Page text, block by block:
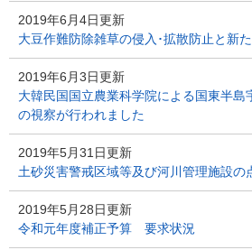
2019年6月4日更新
大豆作難防除雑草の侵入･拡散防止と新
2019年6月3日更新
大韓民国国立農業科学院による国東半島
の視察が行われました
2019年5月31日更新
土砂災害警戒区域等及び河川管理施設の
2019年5月28日更新
令和元年度補正予算 要求状況